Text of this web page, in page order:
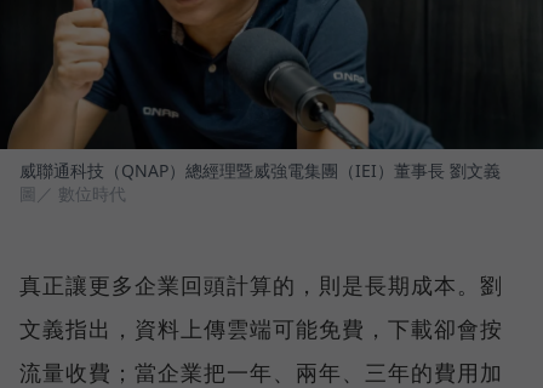
威聯通科技（QNAP）總經理暨威強電集團（IEI）董事長 劉文義
圖／ 數位時代
真正讓更多企業回頭計算的，則是長期成本。劉
文義指出，資料上傳雲端可能免費，下載卻會按
流量收費；當企業把一年、兩年、三年的費用加